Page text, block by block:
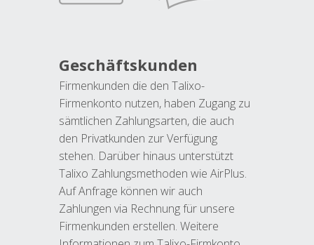
Geschäftskunden
Firmenkunden die den Talixo-
Firmenkonto nutzen, haben Zugang zu
sämtlichen Zahlungsarten, die auch
den Privatkunden zur Verfügung
stehen. Darüber hinaus unterstützt
Talixo Zahlungsmethoden wie AirPlus.
Auf Anfrage können wir auch
Zahlungen via Rechnung für unsere
Firmenkunden erstellen. Weitere